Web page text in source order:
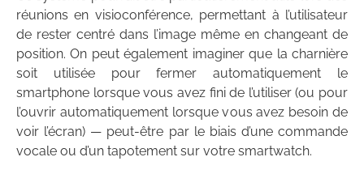
réunions en visioconférence, permettant à l’utilisateur
de rester centré dans l’image même en changeant de
position. On peut également imaginer que la charnière
soit utilisée pour fermer automatiquement le
smartphone lorsque vous avez fini de l’utiliser (ou pour
l’ouvrir automatiquement lorsque vous avez besoin de
voir l’écran) — peut-être par le biais d’une commande
vocale ou d’un tapotement sur votre smartwatch.